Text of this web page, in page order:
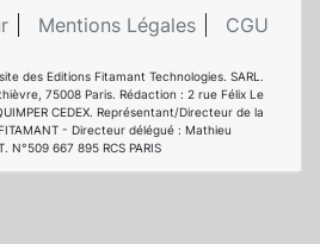
Mentions Légales CGU
des Editions Fitamant Technologies. SARL.
75008 Paris. Rédaction : 2 rue Félix Le
CEDEX. Représentant/Directeur de la
- Directeur délégué : Mathieu
N°509 667 895 RCS PARIS